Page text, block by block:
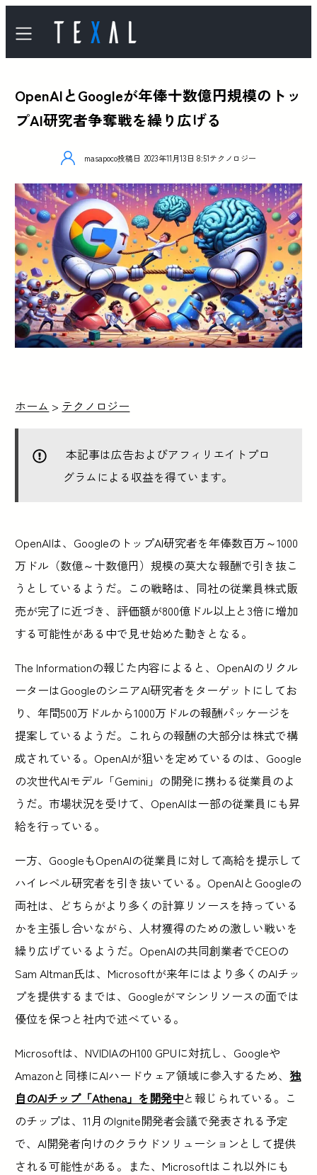
OpenAIとGoogleが年俸十数億円規模のトッ
プAI研究者争奪戦を繰り広げる
masapoco投稿日 2023年11月13日 8:51テクノロジー
ホーム > テクノロジー
本記事は広告およびアフィリエイトプロ
グラムによる収益を得ています。
OpenAIは、GoogleのトップAI研究者を年俸数百万～1000
万ドル（数億～十数億円）規模の莫大な報酬で引き抜こ
うとしているようだ。この戦略は、同社の従業員株式販
売が完了に近づき、評価額が800億ドル以上と3倍に増加
する可能性がある中で見せ始めた動きとなる。
The Informationの報じた内容によると、OpenAIのリクル
ーターはGoogleのシニアAI研究者をターゲットにしてお
り、年間500万ドルから1000万ドルの報酬パッケージを
提案しているようだ。これらの報酬の大部分は株式で構
成されている。OpenAIが狙いを定めているのは、Google
の次世代AIモデル「Gemini」の開発に携わる従業員のよ
うだ。市場状況を受けて、OpenAIは一部の従業員にも昇
給を行っている。
一方、GoogleもOpenAIの従業員に対して高給を提示して
ハイレベル研究者を引き抜いている。OpenAIとGoogleの
両社は、どちらがより多くの計算リソースを持っている
かを主張し合いながら、人材獲得のための激しい戦いを
繰り広げているようだ。OpenAIの共同創業者でCEOの
Sam Altman氏は、Microsoftが来年にはより多くのAIチッ
プを提供するまでは、Googleがマシンリソースの面では
優位を保つと社内で述べている。
Microsoftは、NVIDIAのH100 GPUに対抗し、Googleや
Amazonと同様にAIハードウェア領域に参入するため、独
自のAIチップ「Athena」を開発中と報じられている。こ
のチップは、11月のIgnite開発者会議で発表される予定
で、AI開発者向けのクラウドソリューションとして提供
される可能性がある。また、Microsoftはこれ以外にも